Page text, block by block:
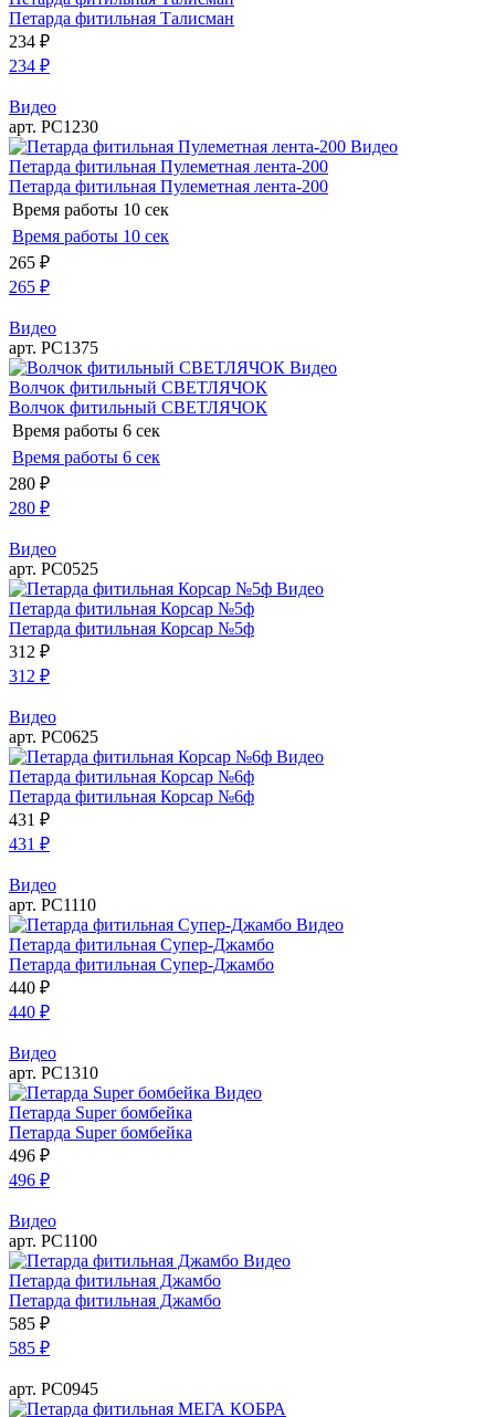
Петарда фитильная Талисман
234 ₽
234 ₽
Видео
арт. РС1230
Видео
Петарда фитильная Пулеметная лента-200
Петарда фитильная Пулеметная лента-200
Время работы 10 сек
Время работы 10 сек
265 ₽
265 ₽
Видео
арт. РС1375
Видео
Волчок фитильный СВЕТЛЯЧОК
Волчок фитильный СВЕТЛЯЧОК
Время работы 6 сек
Время работы 6 сек
280 ₽
280 ₽
Видео
арт. РС0525
Видео
Петарда фитильная Корсар №5ф
Петарда фитильная Корсар №5ф
312 ₽
312 ₽
Видео
арт. РС0625
Видео
Петарда фитильная Корсар №6ф
Петарда фитильная Корсар №6ф
431 ₽
431 ₽
Видео
арт. РС1110
Видео
Петарда фитильная Супер-Джамбо
Петарда фитильная Супер-Джамбо
440 ₽
440 ₽
Видео
арт. РС1310
Видео
Петарда Super бомбейка
Петарда Super бомбейка
496 ₽
496 ₽
Видео
арт. РС1100
Видео
Петарда фитильная Джамбо
Петарда фитильная Джамбо
585 ₽
585 ₽
арт. РС0945